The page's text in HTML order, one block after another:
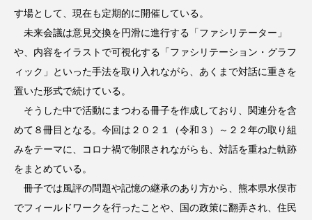
す場として、現在も定期的に開催している。
未来会議は意見交換を円滑に進行する「ファシリテーター」
や、内容をイラストで可視化する「ファシリテーション・グラフ
ィック」といった手法を取り入れながら、あくまで対話に重きを
置いた形式で続けている。
そうした中で活動にまつわる冊子を作成しており、関連分を含
めて８冊目となる。今回は２０２１（令和３）～２２年の取り組
みをテーマに、コロナ禍で制限されながらも、対話を重ねた軌跡
をまとめている。
冊子では風評の問題や記憶の継承のあり方から、熊本県水俣市
でフィールドワークを行ったことや、国の政策に翻弄され、住民